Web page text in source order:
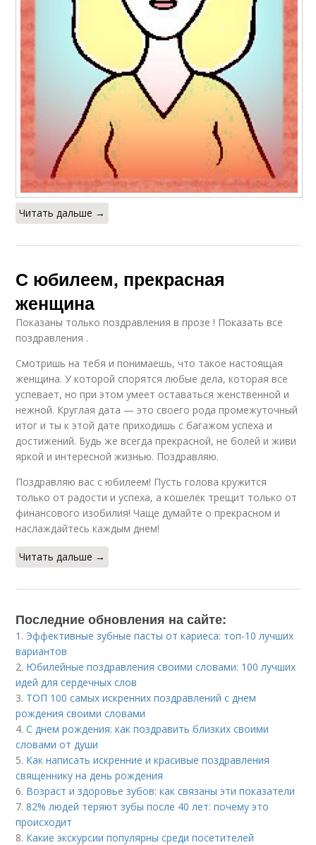
Читать дальше →
С юбилеем, прекрасная
женщина
Показаны только поздравления в прозе ! Показать все
поздравления .
Смотришь на тебя и понимаешь, что такое настоящая
женщина. У которой спорятся любые дела, которая все
успевает, но при этом умеет оставаться женственной и
нежной. Круглая дата — это своего рода промежуточный
итог и ты к этой дате приходишь с багажом успеха и
достижений. Будь же всегда прекрасной, не болей и живи
яркой и интересной жизнью. Поздравляю.
Поздравляю вас с юбилеем! Пусть голова кружится
только от радости и успеха, а кошелёк трещит только от
финансового изобилия! Чаще думайте о прекрасном и
наслаждайтесь каждым днем!
Читать дальше →
Последние обновления на сайте:
1. Эффективные зубные пасты от кариеса: топ-10 лучших
вариантов
2. Юбилейные поздравления своими словами: 100 лучших
идей для сердечных слов
3. ТОП 100 самых искренних поздравлений с днем
рождения своими словами
4.С днем рождения: как поздравить близких своими
словами от души
5. Как написать искренние и красивые поздравления
священнику на день рождения
6. Возраст и здоровье зубов: как связаны эти показатели
7.82% людей теряют зубы после 40 лет: почему это
происходит
8. Какие экскурсии популярны среди посетителей